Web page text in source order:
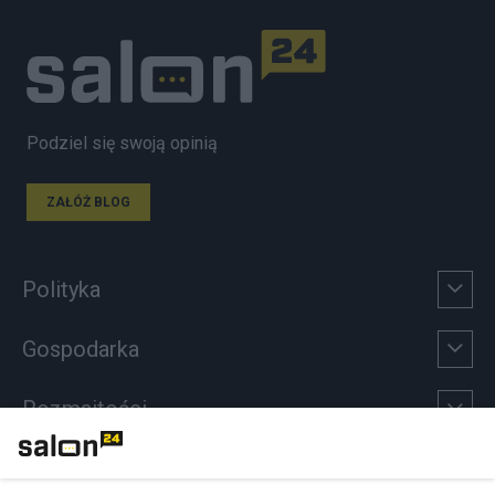
Podziel się swoją opinią
ZAŁÓŻ BLOG
Polityka
Gospodarka
Rozmaitości